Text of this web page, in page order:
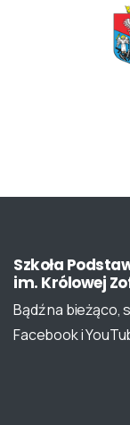
Szkoła
im. Królowej
Bądź na bieżąco,
Facebook i